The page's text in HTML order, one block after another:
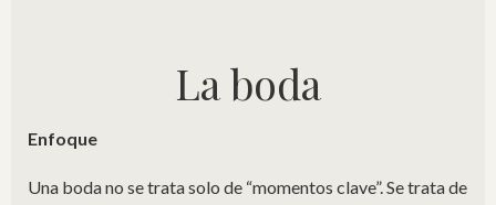
La boda
Enfoque
Una boda no se trata solo de “momentos clave”. Se trata de